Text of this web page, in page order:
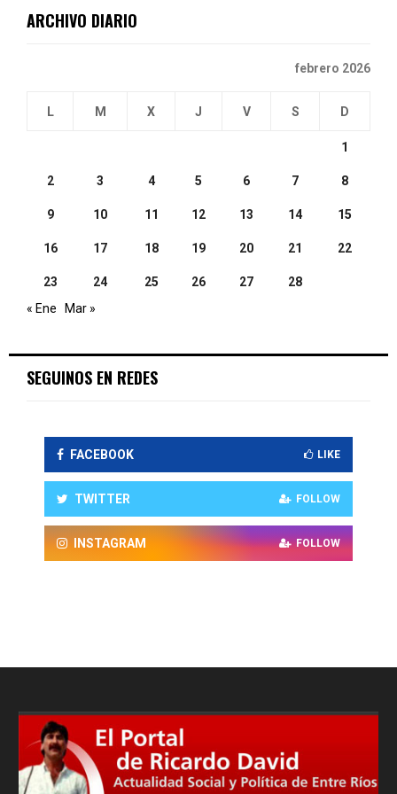
ARCHIVO DIARIO
febrero 2026
L M X J V S D
1
2 3 4 5 6 7 8
9 10 11 12 13 14 15
16 17 18 19 20 21 22
23 24 25 26 27
28
« Ene
Mar »
SEGUINOS EN REDES
FACEBOOK LIKE
TWITTER FOLLOW
INSTAGRAM FOLLOW